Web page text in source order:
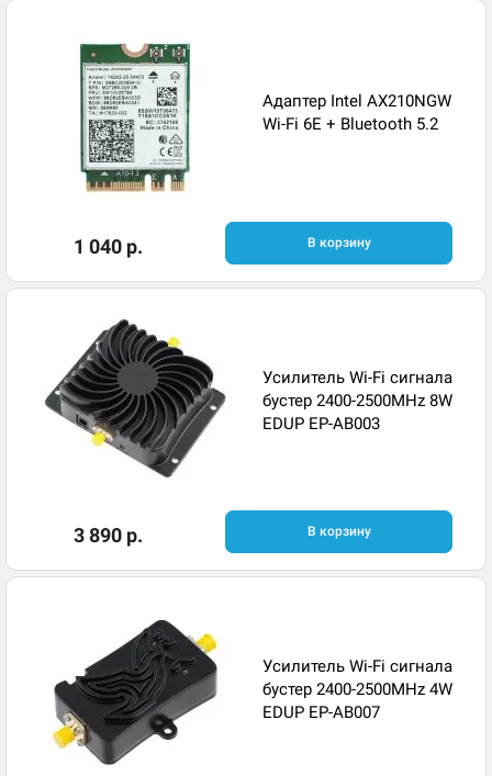
Адаптер Intel AX210NGW
Wi-Fi 6E + Bluetooth 5.2
1 040 р. В корзину
Усилитель Wi-Fi сигнала
бустер 2400-2500MHz 8W
EDUP EP-AB003
3 890 р. В корзину
Усилитель Wi-Fi сигнала
бустер 2400-2500MHz 4W
EDUP EP-AB007